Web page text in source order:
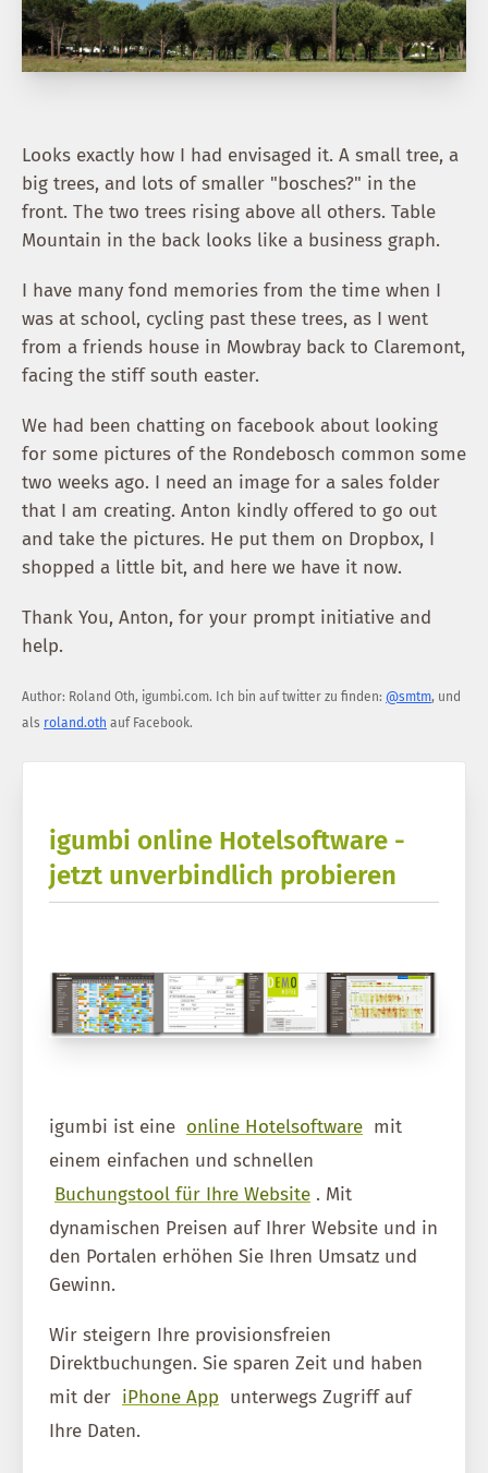
Looks exactly how I had envisaged it. A small tree, a
big trees, and lots of smaller "bosches?" in the
front. The two trees rising above all others. Table
Mountain in the back looks like a business graph.
I have many fond memories from the time when I
was at school, cycling past these trees, as I went
from a friends house in Mowbray back to Claremont,
facing the stiff south easter.
We had been chatting on facebook about looking
for some pictures of the Rondebosch common some
two weeks ago. I need an image for a sales folder
that I am creating. Anton kindly offered to go out
and take the pictures. He put them on Dropbox, I
shopped a little bit, and here we have it now.
Thank You, Anton, for your prompt initiative and
help.
Author: Roland Oth, igumbi.com. Ich bin auf twitter zu finden: @smtm, und
als roland.oth auf Facebook.
igumbi online Hotelsoftware -
jetzt unverbindlich probieren
igumbi ist eine online Hotelsoftware mit
einem einfachen und schnellen
Buchungstool für Ihre Website . Mit
dynamischen Preisen auf Ihrer Website und in
den Portalen erhöhen Sie Ihren Umsatz und
Gewinn.
Wir steigern Ihre provisionsfreien
Direktbuchungen. Sie sparen Zeit und haben
mit der iPhone App unterwegs Zugriff auf
Ihre Daten.